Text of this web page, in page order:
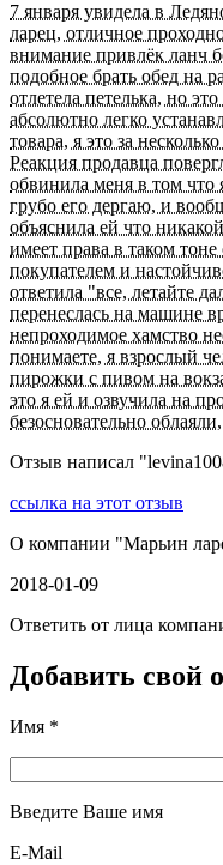
7 января увидела в
ларец, отличное
внимание привлёк ланч
подобное брать обед на
отлетела петелька, но
абсолютно легко
товара, я это за
Реакция продавца
обвинила меня в том что
грубо его дергаю, и
объяснила ей что
имеет права в таком
покупателем и
ответила "все, летайте
перенеслась на машине
непроходимое хамство
понимаете, я взрослый
пирожки с пивом на
это я ей и озвучила на
безосновательно
Отзыв написал "
ссылка на этот отзыв
О компании "Марьин
2018-01-09
Ответить от лица
Добавить свой
Имя *
Введите Ваше имя
E-Mail